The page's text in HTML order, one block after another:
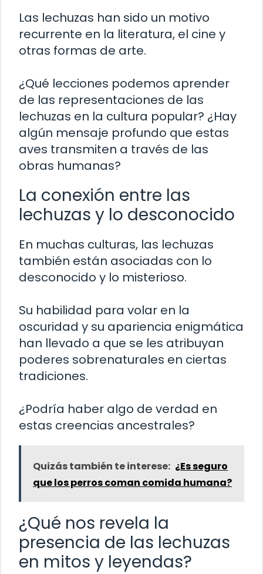
Las lechuzas han sido un motivo
recurrente en la literatura, el cine y
otras formas de arte.
¿Qué lecciones podemos aprender
de las representaciones de las
lechuzas en la cultura popular? ¿Hay
algún mensaje profundo que estas
aves transmiten a través de las
obras humanas?
La conexión entre las
lechuzas y lo desconocido
En muchas culturas, las lechuzas
también están asociadas con lo
desconocido y lo misterioso.
Su habilidad para volar en la
oscuridad y su apariencia enigmática
han llevado a que se les atribuyan
poderes sobrenaturales en ciertas
tradiciones.
¿Podría haber algo de verdad en
estas creencias ancestrales?
Quizás también te interese: ¿Es seguro
que los perros coman comida humana?
¿Qué nos revela la
presencia de las lechuzas
en mitos y leyendas?